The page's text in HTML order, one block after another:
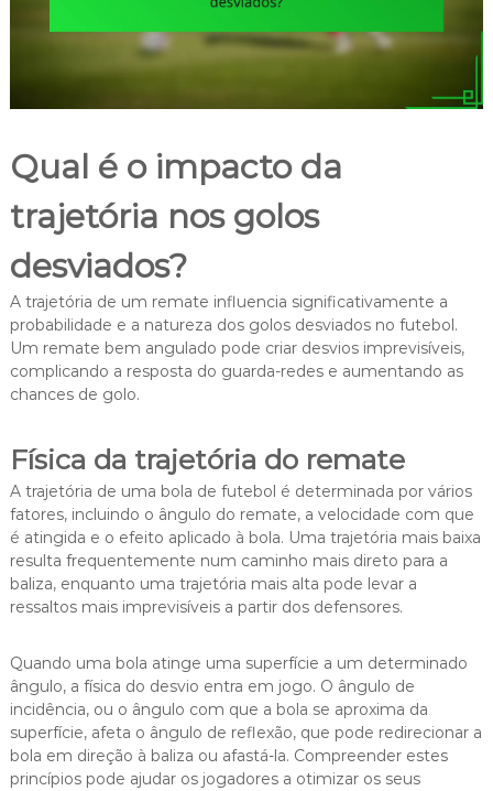
Qual é o impacto da
trajetória nos golos
desviados?
A trajetória de um remate influencia significativamente a
probabilidade e a natureza dos golos desviados no futebol.
Um remate bem angulado pode criar desvios imprevisíveis,
complicando a resposta do guarda-redes e aumentando as
chances de golo.
Física da trajetória do remate
A trajetória de uma bola de futebol é determinada por vários
fatores, incluindo o ângulo do remate, a velocidade com que
é atingida e o efeito aplicado à bola. Uma trajetória mais baixa
resulta frequentemente num caminho mais direto para a
baliza, enquanto uma trajetória mais alta pode levar a
ressaltos mais imprevisíveis a partir dos defensores.
Quando uma bola atinge uma superfície a um determinado
ângulo, a física do desvio entra em jogo. O ângulo de
incidência, ou o ângulo com que a bola se aproxima da
superfície, afeta o ângulo de reflexão, que pode redirecionar a
bola em direção à baliza ou afastá-la. Compreender estes
princípios pode ajudar os jogadores a otimizar os seus